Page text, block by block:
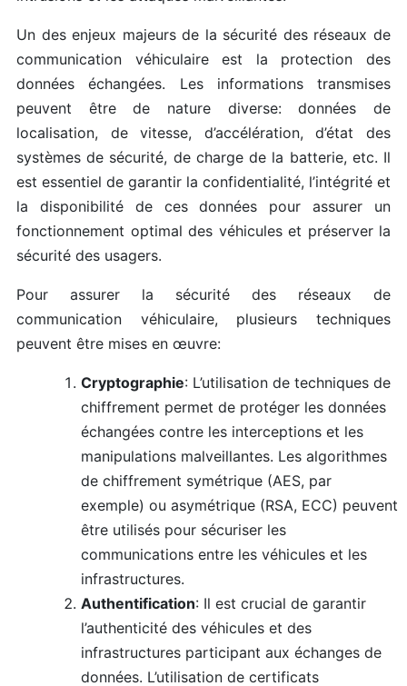
Un des enjeux majeurs de la sécurité des réseaux de
communication véhiculaire est la protection des
données échangées. Les informations transmises
peuvent être de nature diverse: données de
localisation, de vitesse, d’accélération, d’état des
systèmes de sécurité, de charge de la batterie, etc. Il
est essentiel de garantir la confidentialité, l’intégrité et
la disponibilité de ces données pour assurer un
fonctionnement optimal des véhicules et préserver la
sécurité des usagers.
Pour assurer la sécurité des réseaux de
communication véhiculaire, plusieurs techniques
peuvent être mises en œuvre:
Cryptographie: L’utilisation de techniques de
chiffrement permet de protéger les données
échangées contre les interceptions et les
manipulations malveillantes. Les algorithmes
de chiffrement symétrique (AES, par
exemple) ou asymétrique (RSA, ECC) peuvent
être utilisés pour sécuriser les
communications entre les véhicules et les
infrastructures.
Authentification: Il est crucial de garantir
l’authenticité des véhicules et des
infrastructures participant aux échanges de
données. L’utilisation de certificats